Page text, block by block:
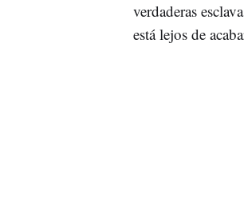
verdaderas
está lejos de